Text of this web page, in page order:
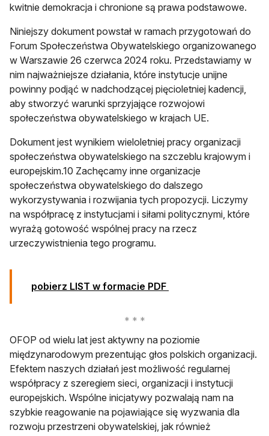
kwitnie demokracja i chronione są prawa podstawowe.
Niniejszy dokument powstał w ramach przygotowań do
Forum Społeczeństwa Obywatelskiego organizowanego
w Warszawie 26 czerwca 2024 roku. Przedstawiamy w
nim najważniejsze działania, które instytucje unijne
powinny podjąć w nadchodzącej pięcioletniej kadencji,
aby stworzyć warunki sprzyjające rozwojowi
społeczeństwa obywatelskiego w krajach UE.
Dokument jest wynikiem wieloletniej pracy organizacji
społeczeństwa obywatelskiego na szczeblu krajowym i
europejskim.10 Zachęcamy inne organizacje
społeczeństwa obywatelskiego do dalszego
wykorzystywania i rozwijania tych propozycji. Liczymy
na współpracę z instytucjami i siłami politycznymi, które
wyrażą gotowość wspólnej pracy na rzecz
urzeczywistnienia tego programu.
pobierz LIST w formacie PDF
OFOP od wielu lat jest aktywny na poziomie
międzynarodowym prezentując głos polskich organizacji.
Efektem naszych działań jest możliwość regularnej
współpracy z szeregiem sieci, organizacji i instytucji
europejskich. Wspólne inicjatywy pozwalają nam na
szybkie reagowanie na pojawiające się wyzwania dla
rozwoju przestrzeni obywatelskiej, jak również